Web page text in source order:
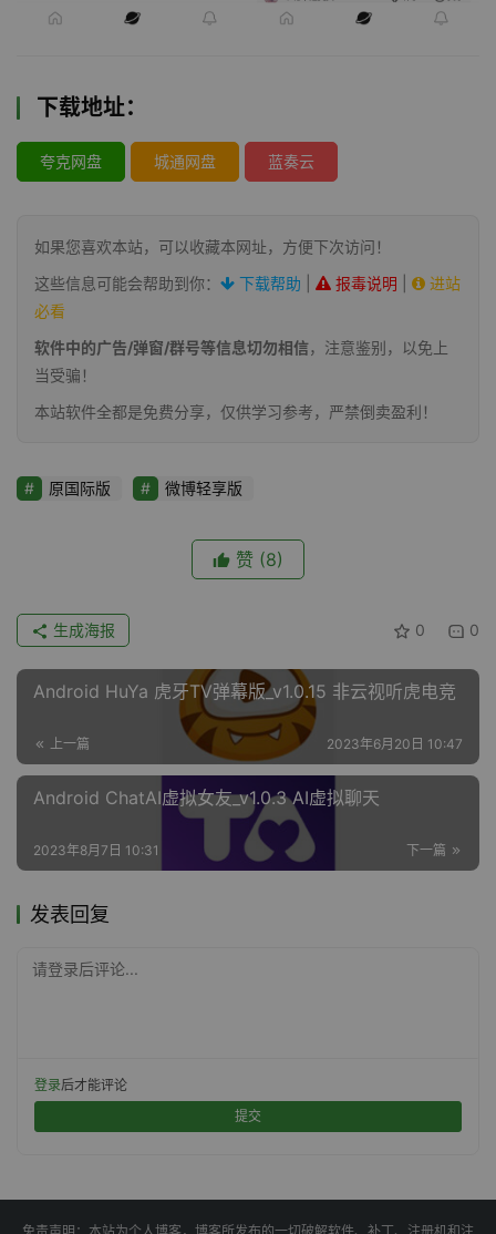
下载地址：
夸克网盘 城通网盘 蓝奏云
如果您喜欢本站，可以收藏本网址，方便下次访问！
这些信息可能会帮助到你：
下载帮助 报毒说明
进站
必看
软件中的广告/弹窗/群号等信息切勿相信，注意鉴别，以免上
当受骗！
本站软件全都是免费分享，仅供学习参考，严禁倒卖盈利！
原国际版 微博轻享版
赞 (8)
0 0
生成海报
Android HuYa 虎牙TV弹幕版_v1.0.15 非云视听虎电竞
上一篇 2023年6月20日 10:47
Android ChatAI虚拟女友_v1.0.3 AI虚拟聊天
下一篇
2023年8月7日 10:31
发表回复
请登录后评论...
登录后才能评论
提交